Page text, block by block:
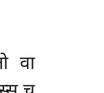
वा